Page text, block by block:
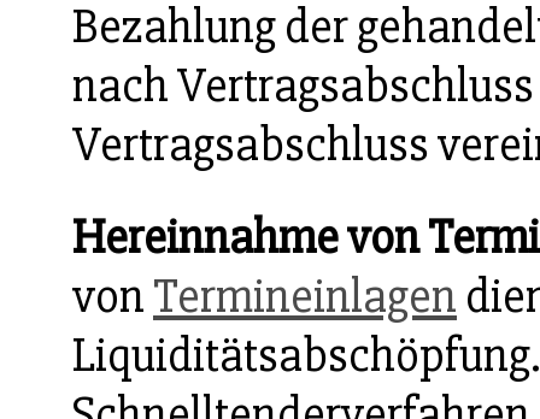
Bezahlung der
nach
Vertragsabschluss
Hereinnahme von
vonTermineinlagen